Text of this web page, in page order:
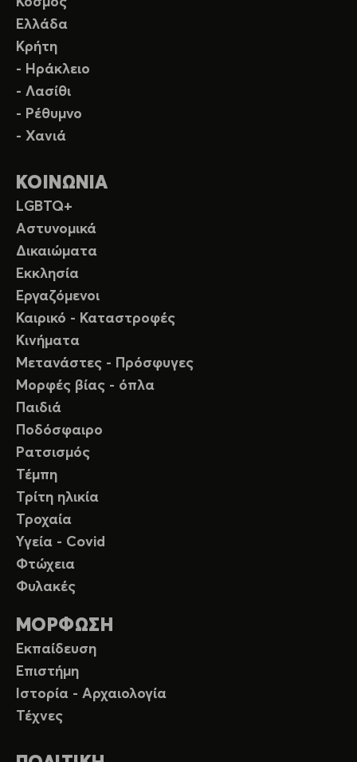
Ελλάδα
Κρήτη
- Ηράκλειο
- Λασίθι
- Ρέθυμνο
- Χανιά
ΚΟΙΝΩΝΙΑ
LGBTQ+
Αστυνομικά
Δικαιώματα
Εκκλησία
Εργαζόμενοι
Καιρικό - Καταστροφές
Κινήματα
Μετανάστες - Πρόσφυγες
Μορφές βίας - όπλα
Παιδιά
Ποδόσφαιρο
Ρατσισμός
Τέμπη
Τρίτη ηλικία
Τροχαία
Υγεία - Covid
Φτώχεια
Φυλακές
ΜΟΡΦΩΣΗ
Εκπαίδευση
Επιστήμη
Ιστορία - Αρχαιολογία
Τέχνες